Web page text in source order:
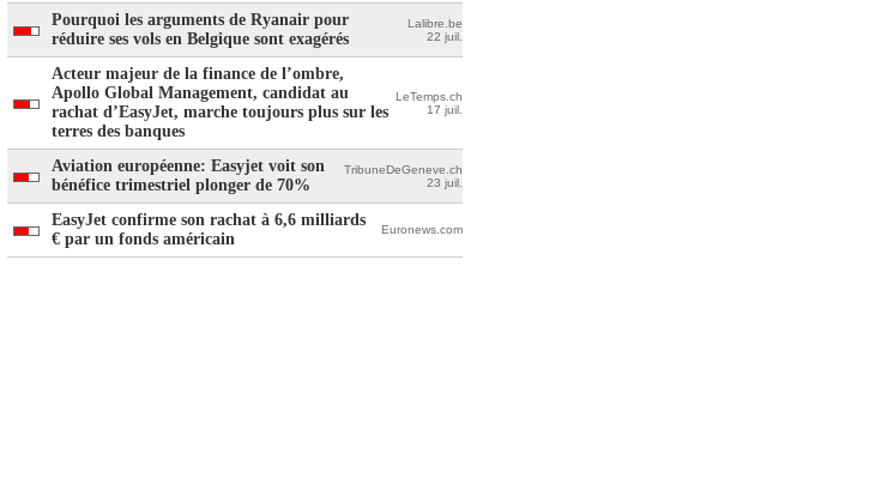
Pourquoi les arguments de Ryanair pour
réduire ses vols en Belgique sont exagérés
Lalibre.be
22 juil.
Acteur majeur de la finance de l’ombre,
Apollo Global Management, candidat au
rachat d’EasyJet, marche toujours plus sur les
terres des banques
LeTemps.ch
17 juil.
Aviation européenne: Easyjet voit son
bénéfice trimestriel plonger de 70%
TribuneDeGeneve.ch
23 juil.
EasyJet confirme son rachat à 6,6 milliards
€ par un fonds américain
Euronews.com